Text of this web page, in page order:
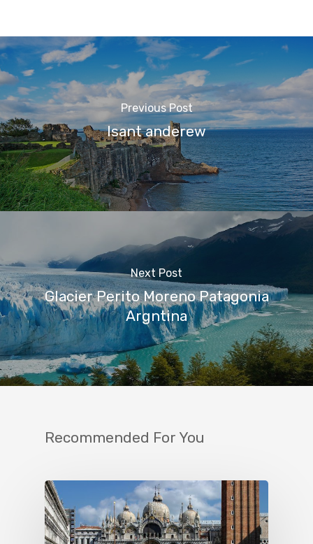
Previous Post
Isant anderew
Next Post
Glacier Perito Moreno Patagonia
Argntina
Recommended For You